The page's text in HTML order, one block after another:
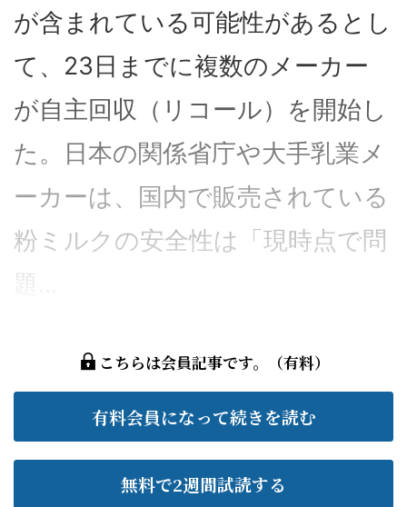
が含まれている可能性があるとし
て、23日までに複数のメーカー
が自主回収（リコール）を開始し
た。日本の関係省庁や大手乳業メ
ーカーは、国内で販売されている
粉ミルクの安全性は「現時点で問
題...
こちらは会員記事です。（有料）
有料会員になって続きを読む
無料で2週間試読する